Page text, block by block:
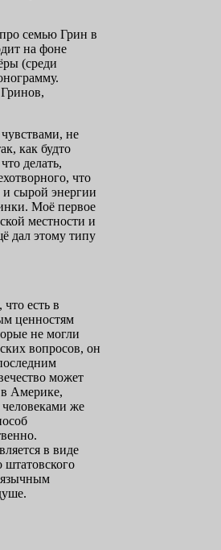
семью Грин в
на фоне
(среди
не
как будто
делать,
что
и сырой энергии
Моё первое
местности и
дал этому типу
есть в
ценностям
не могли
вопросов, он
может
Америке,
же
в виде
штатовского